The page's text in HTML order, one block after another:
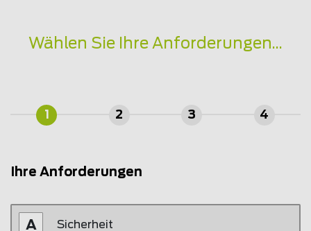
Wählen Sie Ihre Anforderungen...
1 2 3 4
Ihre Anforderungen
Sicherheit